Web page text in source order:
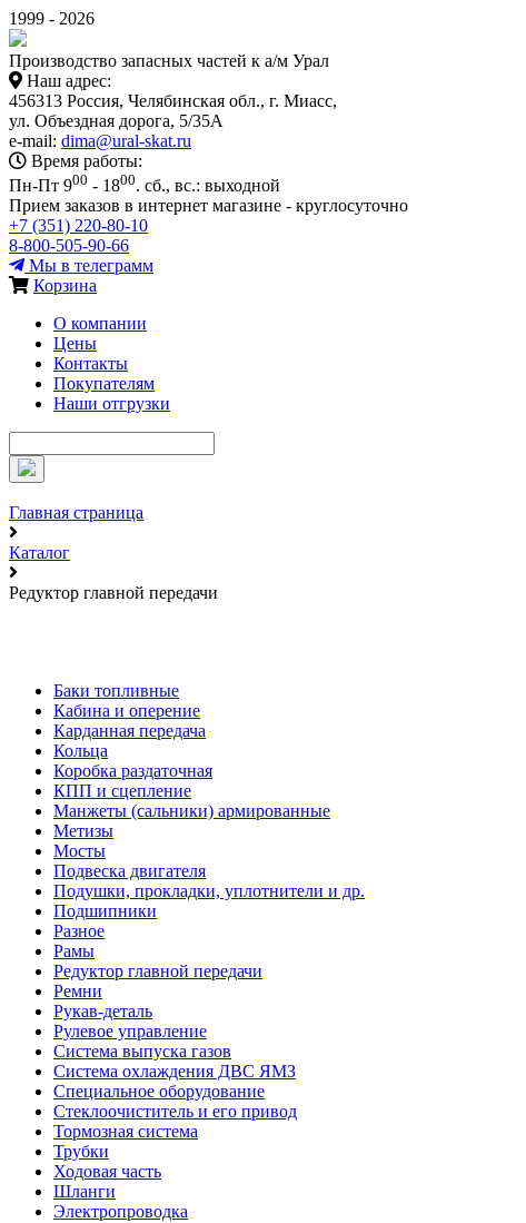
1999 - 2026
Производство запасных частей к а/м Урал
Наш адрес:
456313 Россия, Челябинская обл., г. Миасс,
ул. Объездная дорога, 5/35А
e-mail: dima@ural-skat.ru
Время работы:
Пн-Пт 900 - 1800. сб., вс.: выходной
Прием заказов в интернет магазине - круглосуточно
+7 (351) 220-80-10
8-800-505-90-66
Мы в телеграмм
Корзина
О компании
Цены
Контакты
Покупателям
Наши отгрузки
Главная страница
Каталог
Редуктор главной передачи
Баки топливные
Кабина и оперение
Карданная передача
Кольца
Коробка раздаточная
КПП и сцепление
Манжеты (сальники) армированные
Метизы
Мосты
Подвеска двигателя
Подушки, прокладки, уплотнители и др.
Подшипники
Разное
Рамы
Редуктор главной передачи
Ремни
Рукав-деталь
Рулевое управление
Система выпуска газов
Система охлаждения ДВС ЯМЗ
Специальное оборудование
Стеклоочиститель и его привод
Тормозная система
Трубки
Ходовая часть
Шланги
Электропроводка